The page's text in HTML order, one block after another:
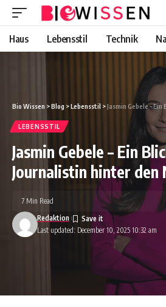
Haus Lebensstil Technik
Bio Wissen >Blog >Lebensstil >Jasmin Gebele – Ein Blick
LEBENSSTIL
Jasmin Gebele – Ein
Journalistin hinter den
Last updated: December 10, 2025 10:32 am
Redaktion
7 Min Read